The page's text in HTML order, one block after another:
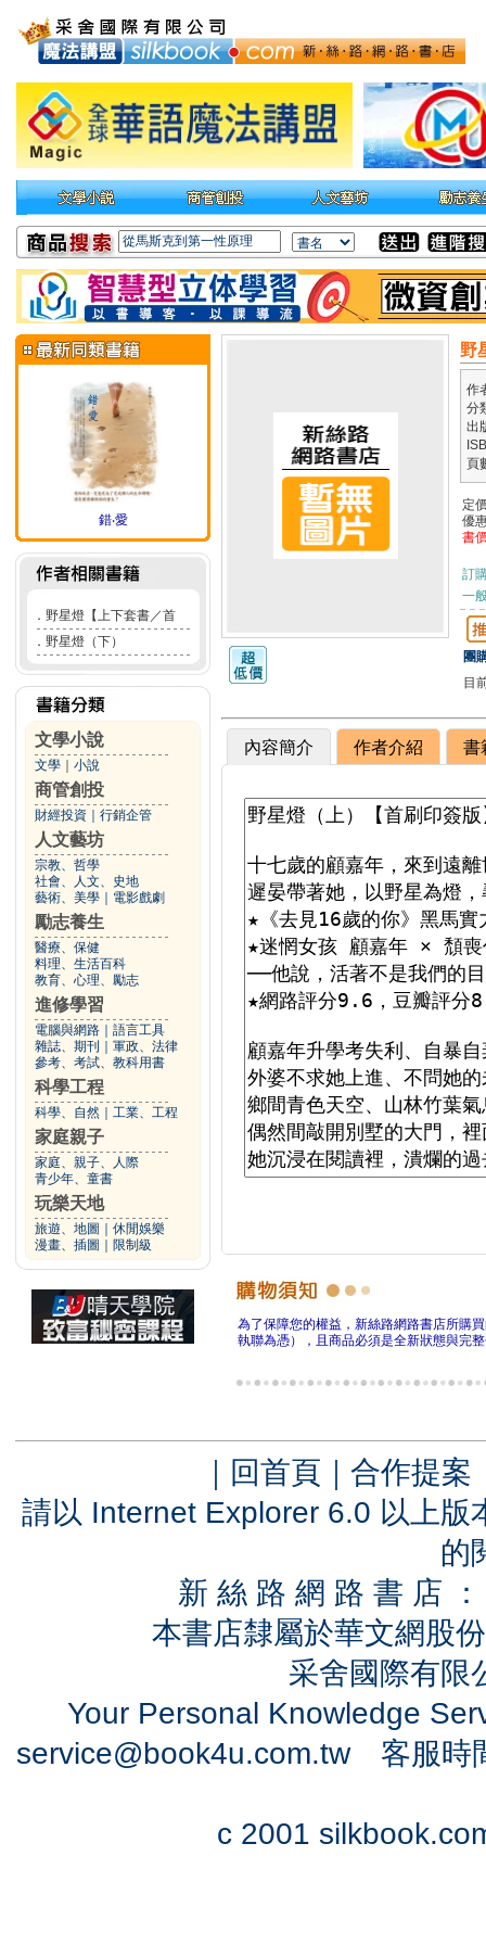
錯‧愛
． 野星燈【上下套書／首
． 野星燈（下）
文學小說
文學 小說
商管創投
財經投資 行銷企管
人文藝坊
宗教、哲學
社會、人文、史地
藝術、美學
電影戲劇
勵志養生
醫療、保健
料理、生活百科
教育、心理、勵志
進修學習
電腦與網路
語言工具
雜誌、期刊
軍政、法律
參考、考試、教科用書
科學工程
科學、自然 工業、工程
家庭親子
家庭、親子、人際
青少年、童書
玩樂天地
旅遊、地圖
休閒娛樂
漫畫、插圖
限制級
野
作
分
出
頁
定
優
書
訂
一
團
目
內容簡介 作者介紹 書
為了保障您的權益，新絲路網路書店所購
執聯為憑），且商品必須是全新狀態與完
｜ 回首頁 ｜ 合作提案
請以 Internet Explorer 6.0 以上
的
新 絲 路 網 路 書 店
本書店隸屬於華文網股
采舍國際有
Your Personal Knowledge
service@book4u.com.tw客服時
c 2001